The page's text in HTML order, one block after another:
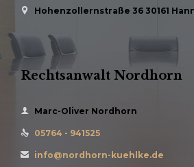
 Hohenzollernstraße 36 30161
Rechtsanwalt Nordhorn
 Marc-Oliver Nordhorn
 05764 - 941525
 info@nordhorn-kuehlke.de